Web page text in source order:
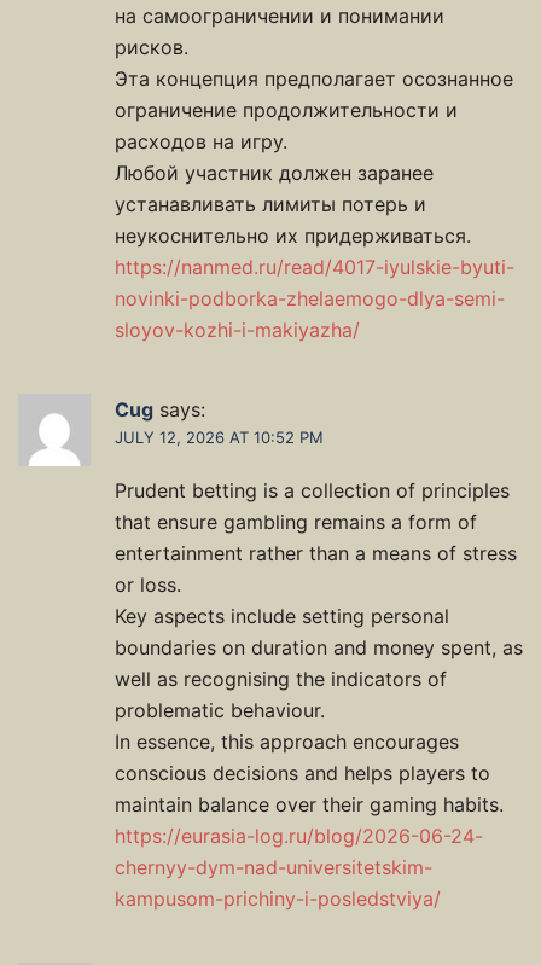
на самоограничении и понимании
рисков.
Эта концепция предполагает осознанное
ограничение продолжительности и
расходов на игру.
Любой участник должен заранее
устанавливать лимиты потерь и
неукоснительно их придерживаться.
https://nanmed.ru/read/4017-iyulskie-byuti-
novinki-podborka-zhelaemogo-dlya-semi-
sloyov-kozhi-i-makiyazha/
Cug says:
JULY 12, 2026 AT 10:52 PM
Prudent betting is a collection of principles
that ensure gambling remains a form of
entertainment rather than a means of stress
or loss.
Key aspects include setting personal
boundaries on duration and money spent, as
well as recognising the indicators of
problematic behaviour.
In essence, this approach encourages
conscious decisions and helps players to
maintain balance over their gaming habits.
https://eurasia-log.ru/blog/2026-06-24-
chernyy-dym-nad-universitetskim-
kampusom-prichiny-i-posledstviya/